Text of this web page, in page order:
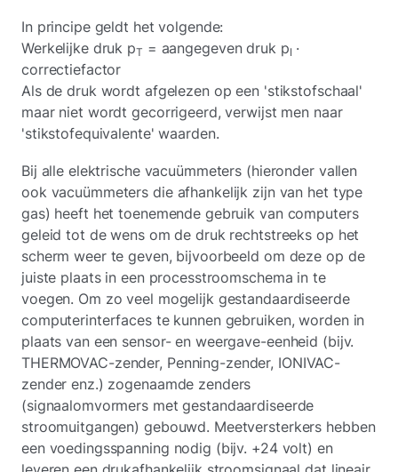
In principe geldt het volgende:
Werkelijke druk pT = aangegeven druk pI ·
correctiefactor
Als de druk wordt afgelezen op een 'stikstofschaal'
maar niet wordt gecorrigeerd, verwijst men naar
'stikstofequivalente' waarden.
Bij alle elektrische vacuümmeters (hieronder vallen
ook vacuümmeters die afhankelijk zijn van het type
gas) heeft het toenemende gebruik van computers
geleid tot de wens om de druk rechtstreeks op het
scherm weer te geven, bijvoorbeeld om deze op de
juiste plaats in een processtroomschema in te
voegen. Om zo veel mogelijk gestandaardiseerde
computerinterfaces te kunnen gebruiken, worden in
plaats van een sensor- en weergave-eenheid (bijv.
THERMOVAC-zender, Penning-zender, IONIVAC-
zender enz.) zogenaamde zenders
(signaalomvormers met gestandaardiseerde
stroomuitgangen) gebouwd. Meetversterkers hebben
een voedingsspanning nodig (bijv. +24 volt) en